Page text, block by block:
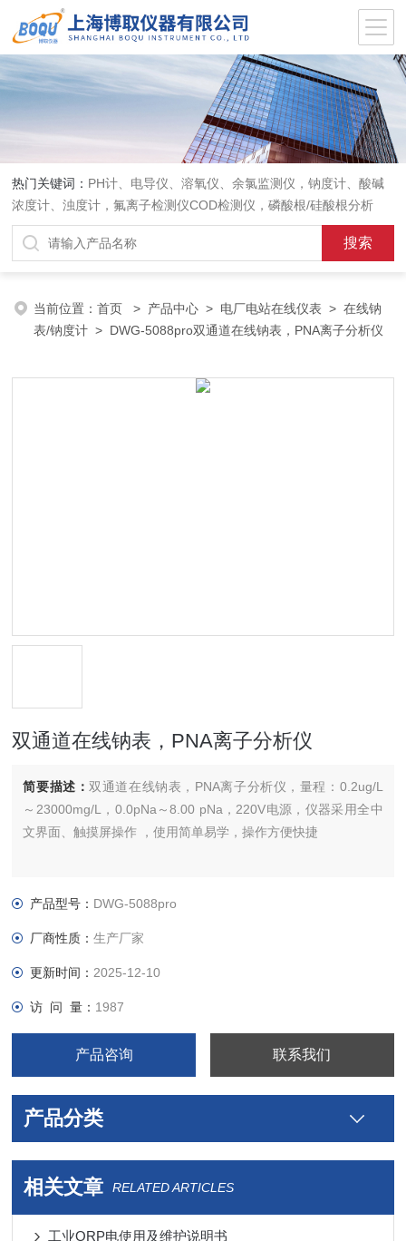
热门关键词： PH计、电导仪、溶氧仪、余氯监测仪，钠度计、酸碱
浓度计、浊度计，氟离子检测仪COD检测仪，磷酸根/硅酸根分析
仪，PH电极、溶氧电极、电导电极
当前位置：首页 > 产品中心 > 电厂电站在线仪表 >在线钠
表/钠度计 > DWG-5088pro双通道在线钠表，PNA离子分析仪
双通道在线钠表，PNA离子分析仪
简要描述：双通道在线钠表，PNA离子分析仪，量程：0.2ug/L
～23000mg/L，0.0pNa～8.00 pNa，220V电源，仪器采用全中
文界面、触摸屏操作 ，使用简单易学，操作方便快捷
产品型号： DWG-5088pro
厂商性质：生产厂家
更新时间： 2025-12-10
访 问 量： 1987
产品咨询 联系我们
产品分类
相关文章 RELATED ARTICLES
工业ORP电使用及维护说明书